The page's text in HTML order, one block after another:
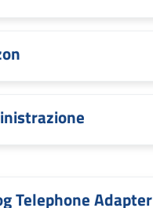
Telephone Adapter